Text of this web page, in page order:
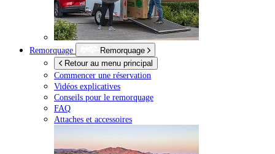
Remorquage
Remorquage
Retour au menu principal
Commencer une réservation
Vidéos explicatives
Conseils pour le remorquage
FAQ
Attaches et accessoires